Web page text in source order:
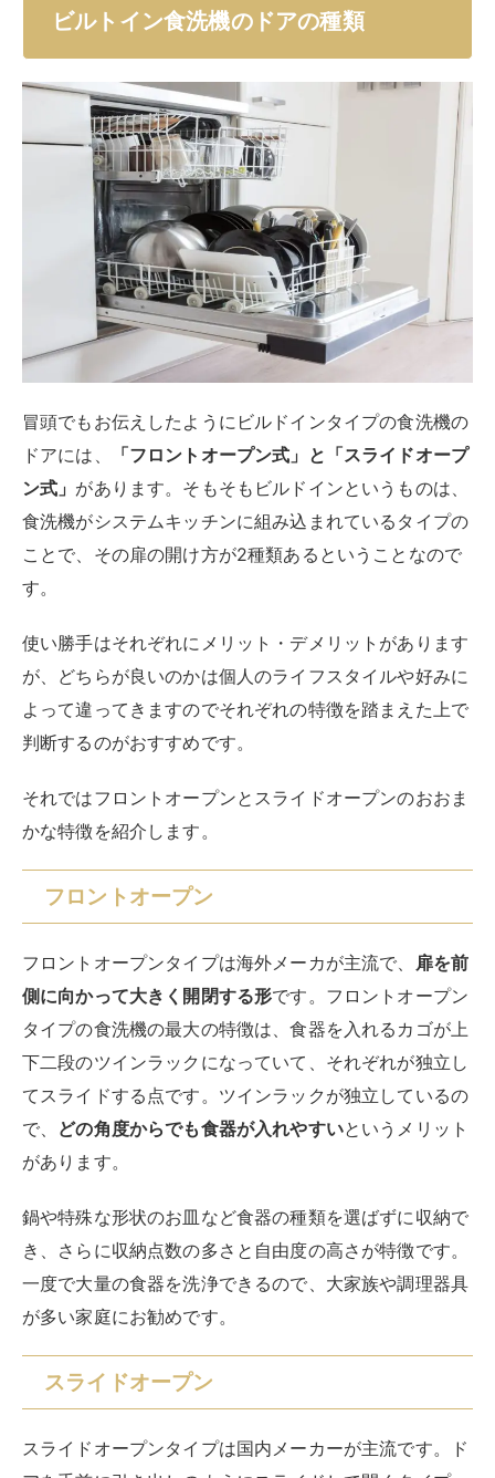
ビルトイン食洗機のドアの種類
冒頭でもお伝えしたようにビルドインタイプの食洗機の
ドアには、
「フロントオープン式」と「スライドオープ
ン式」 があります。そもそもビルドインというものは、
食洗機がシステムキッチンに組み込まれているタイプの
ことで、その扉の開け方が2種類あるということなので
す。
使い勝手はそれぞれにメリット・デメリットがあります
が、どちらが良いのかは個人のライフスタイルや好みに
よって違ってきますのでそれぞれの特徴を踏まえた上で
判断するのがおすすめです。
それではフロントオープンとスライドオープンのおおま
かな特徴を紹介します。
フロントオープン
フロントオープンタイプは海外メーカが主流で、 扉を前
側に向かって大きく開閉する形です。フロントオープン
タイプの食洗機の最大の特徴は、食器を入れるカゴが上
下二段のツインラックになっていて、それぞれが独立し
てスライドする点です。ツインラックが独立しているの
で、 どの角度からでも食器が入れやすいというメリット
があります。
鍋や特殊な形状のお皿など食器の種類を選ばずに収納で
き、さらに収納点数の多さと自由度の高さが特徴です。
一度で大量の食器を洗浄できるので、大家族や調理器具
が多い家庭にお勧めです。
スライドオープン
スライドオープンタイプは国内メーカーが主流です。ド